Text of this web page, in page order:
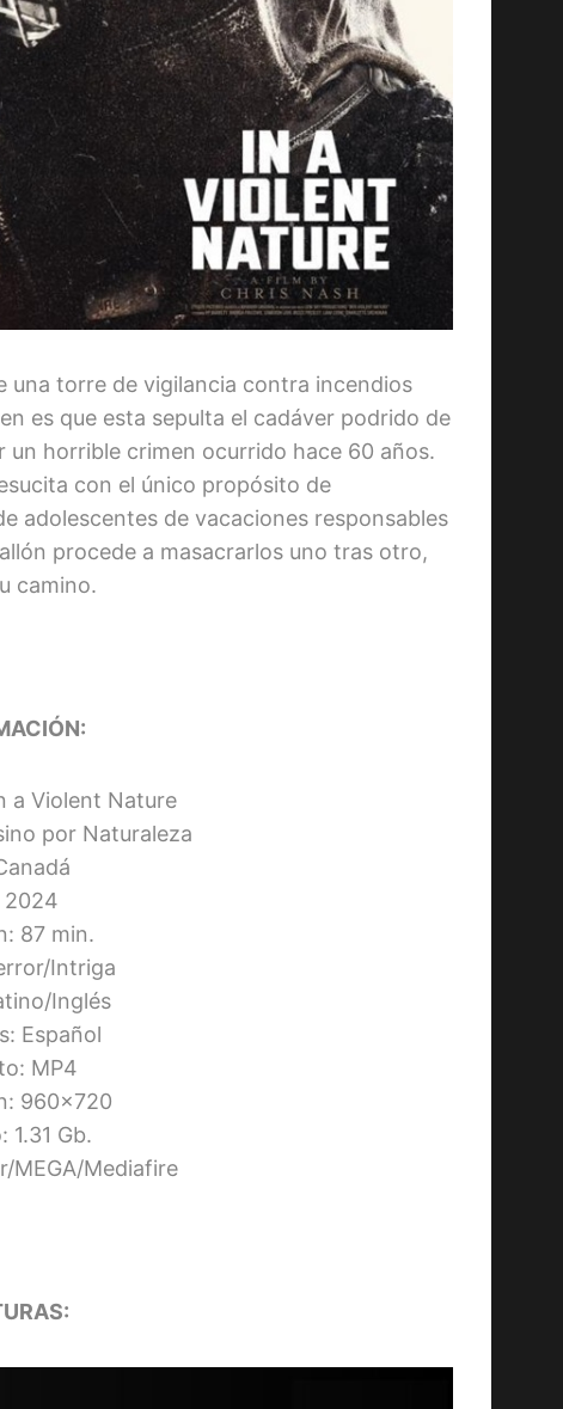
una torre de vigilancia contra incendios
es que esta sepulta el cadáver podrido de
horrible crimen ocurrido hace 60 años.
con el único propósito de
adolescentes de vacaciones responsables
procede a masacrarlos uno tras otro,
camino.
a Violent Nature
por Naturaleza
2024
87 min.
Intriga
Inglés
Español
MP4
960×720
1.31 Gb.
MEGA/Mediafire
AMOS DEL UNIVERSO [2026] (Masters
of the Universe) [HD 720p,
Latino/Inglés]